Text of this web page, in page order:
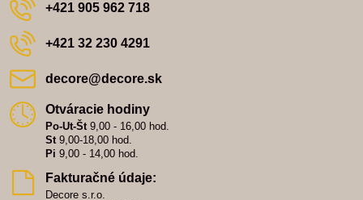
+421 905 962 718
+421 32 230 4291
decore​@decore​.sk
Otváracie hodiny
Po-Ut-Št9,00 - 16,00 hod.
St9,00-18,00 hod.
Pi 9,00 - 14,00 hod.
Fakturačné údaje:
Decore s.r.o.